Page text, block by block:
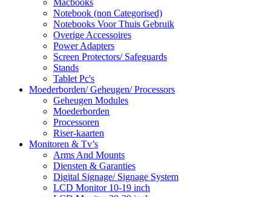
Macbooks
Notebook (non Categorised)
Notebooks Voor Thuis Gebruik
Overige Accessoires
Power Adapters
Screen Protectors/ Safeguards
Stands
Tablet Pc's
Moederborden/ Geheugen/ Processors
Geheugen Modules
Moederborden
Processoren
Riser-kaarten
Monitoren & Tv’s
Arms And Mounts
Diensten & Garanties
Digital Signage/ Signage System
LCD Monitor 10-19 inch